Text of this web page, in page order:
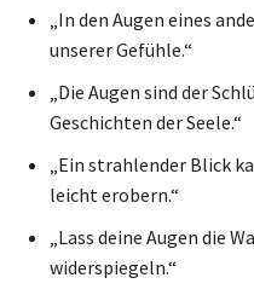
„In den Augen eines
unserer Gefühle.“
„Die Augen sind der
Geschichten der Seele.“
„Ein strahlender Blick
leicht erobern.“
„Lass deine Augen die
widerspiegeln.“